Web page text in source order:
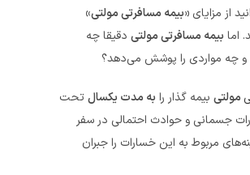
«بیمه مسافرتی مولتی»
مسافرتی مولتیدقیقا چه
مواردی را پوشش می‌دهد؟
بیمه گذار رابه مدت یکسالتحت
و حوادث احتمالی در سفر
مربوط به این خسارات را جبران